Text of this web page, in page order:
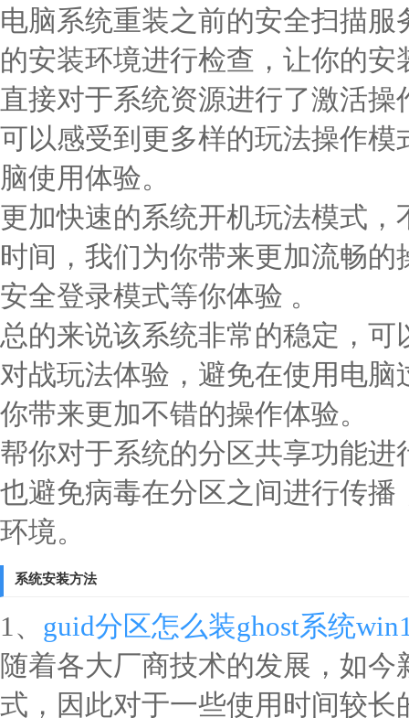
电脑系统重装之前的安全扫描
的安装环境进行检查，让你的安
直接对于系统资源进行了激活
可以感受到更多样的玩法操作
脑使用体验。
更加快速的系统开机玩法模式
时间，我们为你带来更加流畅
安全登录模式等你体验 。
总的来说该系统非常的稳定，
对战玩法体验，避免在使用电
你带来更加不错的操作体验。
帮你对于系统的分区共享功能
也避免病毒在分区之间进行传
环境。
系统安装方法
1、 guid分区怎么装ghost系统
随着各大厂商技术的发展，如
式，因此对于一些使用时间较